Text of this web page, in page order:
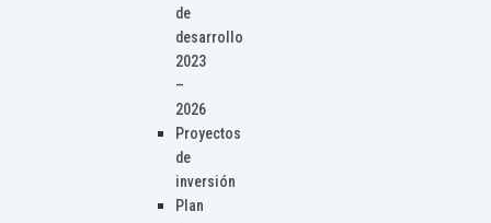
de
desarrollo
2023
–
2026
Proyectos
de
inversión
Plan